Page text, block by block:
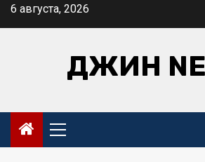
Перейти
6 августа, 2026
ДЖИН
Основное
меню